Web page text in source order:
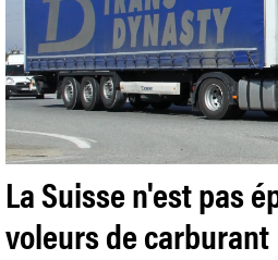
La Suisse n'est pas
voleurs de carburant